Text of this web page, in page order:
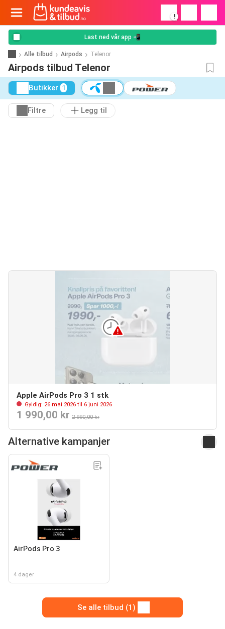
!
Last ned vår app 📲
Alle tilbud Airpods Telenor
Airpods tilbud Telenor
Butikker 1
Filtre Legg til
Apple AirPods Pro 3 1 stk
Gyldig: 26 mai 2026 til 6 juni 2026
1 990,00 kr 2 990,00 kr
Alternative kampanjer
AirPods Pro 3
4 dager
Se alle tilbud (1)